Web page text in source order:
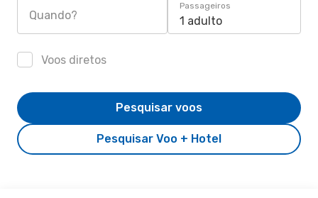
Quando?
Passageiros
1 adulto
Voos diretos
Pesquisar Voo + Hotel
Pesquisar voos